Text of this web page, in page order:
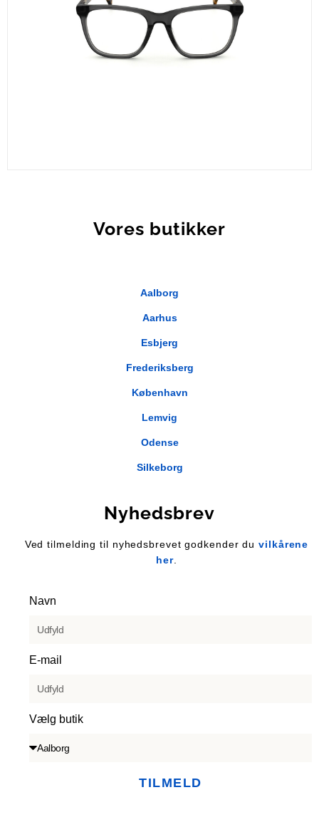
Vores butikker
Aalborg
Aarhus
Esbjerg
Frederiksberg
København
Lemvig
Odense
Silkeborg
Nyhedsbrev
Ved tilmelding til nyhedsbrevet godkender duvilkårene
her.
Navn
E-mail
Vælg butik
TILMELD